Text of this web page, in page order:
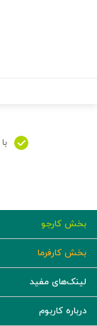
با
بخش کارجو
بخش کارفرما
لینک‌های مفید
درباره کاربوم